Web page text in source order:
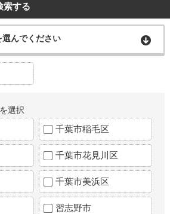
索する
んでください
選択
千葉市稲毛区
千葉市花見川区
千葉市美浜区
習志野市